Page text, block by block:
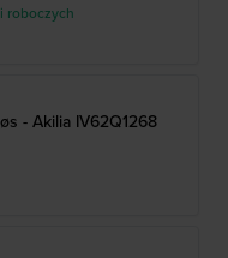
roboczych
- Akilia IV62Q1268